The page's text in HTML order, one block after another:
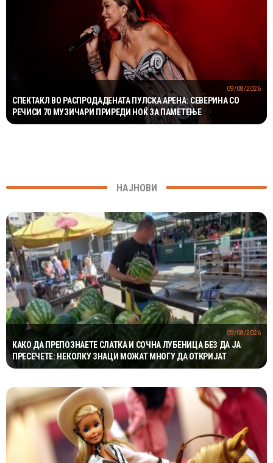
СПЕКТАКЛ ВО РАСПРОДАДЕНАТА ПУЛСКА АРЕНА: СЕВЕРИНА СО
РЕЧИСИ 70 МУЗИЧАРИ ПРИРЕДИ НОЌ ЗА ПАМЕТЕЊЕ
09/08/2026
НАЈНОВИ
КАКО ДА ПРЕПОЗНАЕТЕ СЛАТКА И СОЧНА ЛУБЕНИЦА БЕЗ ДА ЈА
ПРЕСЕЧЕТЕ: НЕКОЛКУ ЗНАЦИ МОЖАТ МНОГУ ДА ОТКРИЈАТ
09/08/2026